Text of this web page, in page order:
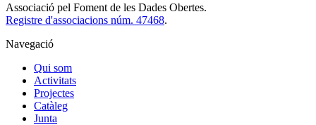
Associació pel Foment de les Dades Obertes.
Registre d'associacions núm. 47468.
Navegació
Qui som
Activitats
Projectes
Catàleg
Junta